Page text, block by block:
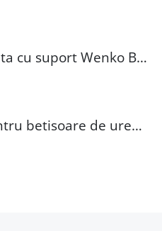
Perie toaleta cu suport Wenko Brasil Petrol 10x37 cm plastic verde inchis
Suport pentru betisoare de urechi si dischete demachiante Wenko 18 cm inox plastic argintiu